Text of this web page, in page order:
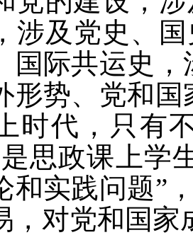
涉及党史、
国际共运史
形势、党和
时代，只有
思政课上学
和实践问题”
，对党和国